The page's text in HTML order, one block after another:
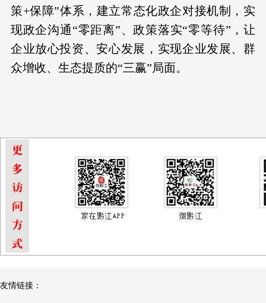
策+保障”体系，建立常态化政企对接机制，实
现政企沟通“零距离”、政策落实“零等待”，让
企业放心投资、安心发展，实现企业发展、群
众增收、生态提质的“三赢”局面。
友情链接：